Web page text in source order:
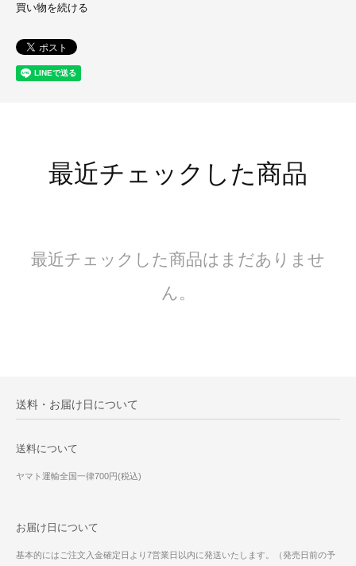
買い物を続ける
最近チェックした商品
最近チェックした商品はまだありませ
ん。
送料・お届け日について
送料について
ヤマト運輸全国一律700円(税込)
お届け日について
基本的にはご注文入金確定日より7営業日以内に発送いたします。（発売日前の予